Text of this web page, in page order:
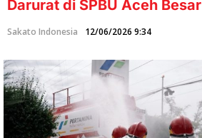
a
A
p
e
Darurat di SPBU Aceh Besar
Sakato Indonesia 12/06/2026 9:34